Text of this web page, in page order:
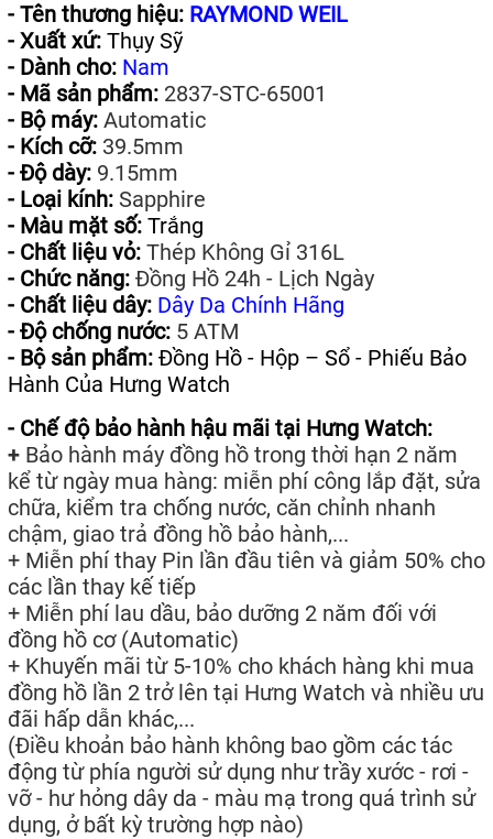
- Tên thương hiệu: RAYMOND WEIL
- Xuất xứ: Thụy Sỹ
- Dành cho: Nam
- Mã sản phẩm:2837-STC-65001
- Bộ máy:Automatic
- Kích cỡ:39.5mm
- Độ dày:9.15mm
- Loại kính:Sapphire
- Màu mặt số: Trắng
- Chất liệu vỏ:Thép Không Gỉ 316L
- Chức năng:Đồng Hồ 24h - Lịch Ngày
- Chất liệu dây: Dây Da Chính Hãng
- Độ chống nước:5 ATM
- Bộ sản phẩm: Đồng Hồ - Hộp – Sổ - Phiếu Bảo
Hành Của Hưng Watch
- Chế độ bảo hành hậu mãi tại Hưng Watch:
+ Bảo hành máy đồng hồ trong thời hạn 2 năm
kể từ ngày mua hàng: miễn phí công lắp đặt, sửa
chữa, kiểm tra chống nước, căn chỉnh nhanh
chậm, giao trả đồng hồ bảo hành,...
+ Miễn phí thay Pin lần đầu tiên và giảm 50% cho
các lần thay kế tiếp
+ Miễn phí lau dầu, bảo dưỡng 2 năm đối với
đồng hồ cơ (Automatic)
+ Khuyến mãi từ 5-10% cho khách hàng khi mua
đồng hồ lần 2 trở lên tại Hưng Watch và nhiều ưu
đãi hấp dẫn khác,...
(Điều khoản bảo hành không bao gồm các tác
động từ phía người sử dụng như trầy xước - rơi -
vỡ - hư hỏng dây da - màu mạ trong quá trình sử
dụng, ở bất kỳ trường hợp nào)